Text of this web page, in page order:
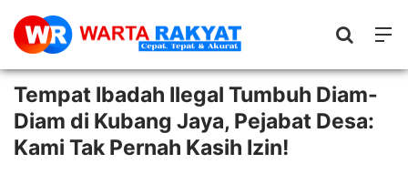
Tempat Ibadah Ilegal Tumbuh Diam-
Diam di Kubang Jaya, Pejabat Desa:
Kami Tak Pernah Kasih Izin!